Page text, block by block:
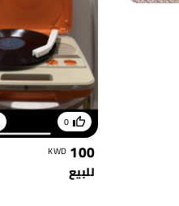
0
100
KWD
للبيع